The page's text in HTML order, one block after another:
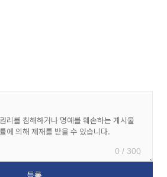
0 / 300